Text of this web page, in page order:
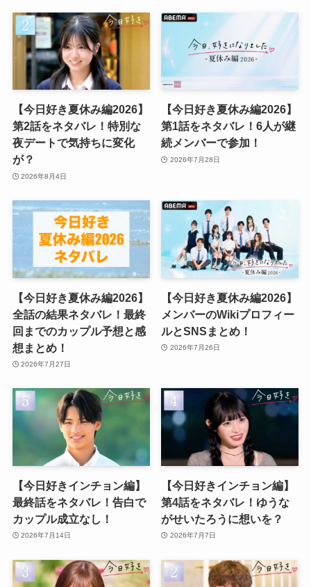
【今日好き夏休み編2026】
第2話をネタバレ！特別な
夜デートで気持ちに変化
が？
2026年8月4日
【今日好き夏休み編2026】
第1話をネタバレ！6人が継
続メンバーで参加！
2026年7月28日
【今日好き夏休み編2026】
全話の結果ネタバレ！最終
回までのカップル予想と感
想まとめ！
2026年7月27日
【今日好き夏休み編2026】
メンバーのWikiプロフィー
ルとSNSまとめ！
2026年7月26日
【今日好きインチョン編】
最終話をネタバレ！告白で
カップル成立なし！
2026年7月14日
【今日好きインチョン編】
第4話をネタバレ！ゆうな
がせいたろうに想いを？
2026年7月7日